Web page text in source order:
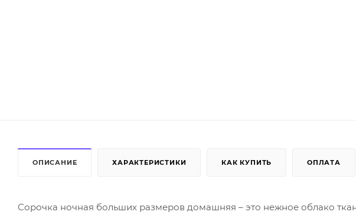
ОПИСАНИЕ ХАРАКТЕРИСТИКИ КАК КУПИТЬ ОПЛАТА
Сорочка ночная больших размеров домашняя – это нежное облако